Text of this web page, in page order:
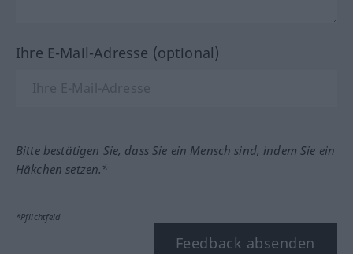
Ihre E-Mail-Adresse (optional)
Bitte bestätigen Sie, dass Sie ein Mensch sind, indem Sie ein
Häkchen setzen.*
*Pflichtfeld
Feedback absenden